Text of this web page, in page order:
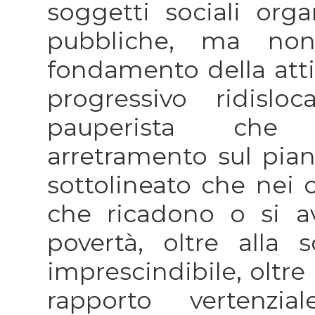
soggetti sociali
pubbliche, ma
fondamento della
progressivo
pauperista che
arretramento sul
sottolineato che nei
che ricadono o si
povertà, oltre alla
imprescindibile, oltre
rapporto